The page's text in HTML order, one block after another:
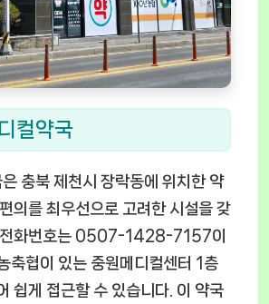
컬약국
충북 제천시 장락동에 위치한 약
의를 최우선으로 고려한 시설을 갖
전화번호는 0507-1428-7157이
축협이 있는 중원메디컬센터 1층
쉽게 접근할 수 있습니다. 이 약국